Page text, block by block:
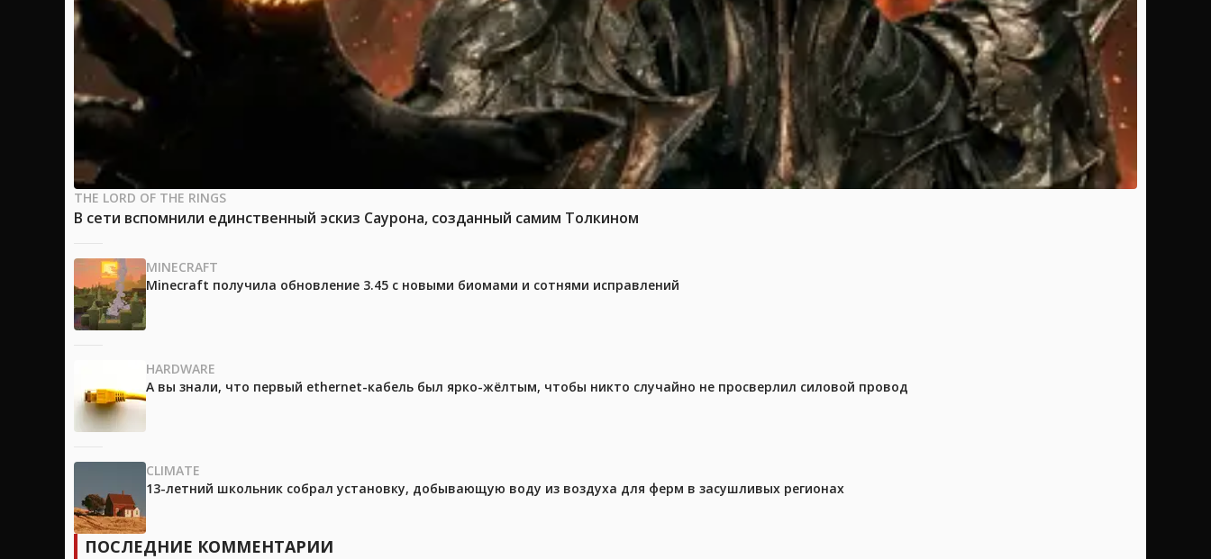
THE LORD OF THE RINGS
В сети вспомнили единственный эскиз Саурона, созданный самим Толкином
MINECRAFT
Minecraft получила обновление 3.45 с новыми биомами и сотнями исправлений
HARDWARE
А вы знали, что первый ethernet-кабель был ярко-жёлтым, чтобы никто случайно не просверлил силовой провод
CLIMATE
13-летний школьник собрал установку, добывающую воду из воздуха для ферм в засушливых регионах
ПОСЛЕДНИЕ КОММЕНТАРИИ